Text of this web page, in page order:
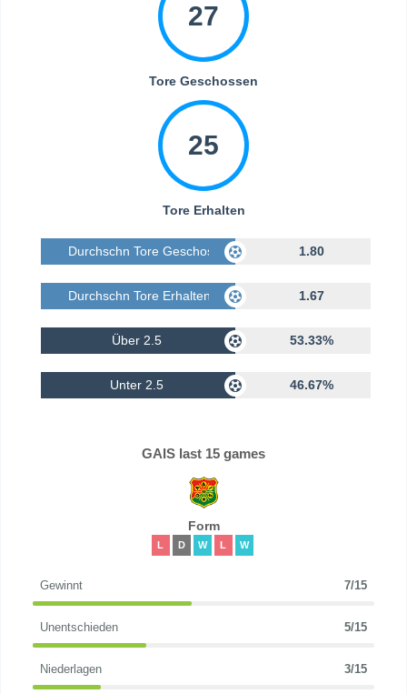
27
Tore Geschossen
25
Tore Erhalten
Durchschn Tore Geschossen 1.80
Durchschn Tore Erhalten 1.67
Über 2.5 53.33%
Unter 2.5 46.67%
GAIS last 15 games
Form
L D W L W
Gewinnt 7/15
Unentschieden 5/15
Niederlagen 3/15